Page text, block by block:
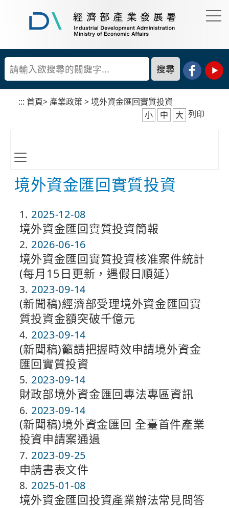
到
主
要
內
容
塊
濟
部
業
發
展
署
::: 首頁> 產業政策>境外資金匯回實質投資
小
中 大 列印
境外資金匯回實質投資
1 2025-12-08
境外資金匯回實質投資簡報
2 2026-06-16
境外資金匯回實質投資核准案件統計
(每月15日更新，遇假日順延）
3 2023-09-14
(新聞稿)經濟部受理境外資金匯回實
質投資金額突破千億元
4 2023-09-14
(新聞稿)籲請把握時效申請境外資金
匯回實質投資
5 2023-09-14
財政部境外資金匯回專法專區資訊
6 2023-09-14
(新聞稿)境外資金匯回 全臺首件產業
投資申請案通過
7 2023-09-25
申請書表文件
8 2025-01-08
境外資金匯回投資產業辦法常見問答